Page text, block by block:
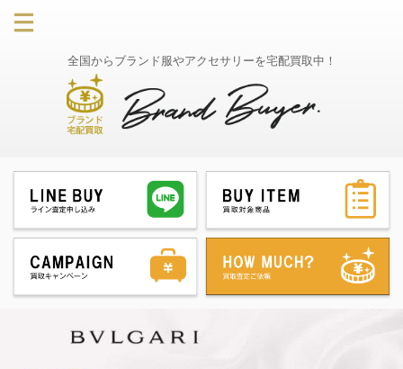
全国からブランド服やアクセサリーを宅配買取中！